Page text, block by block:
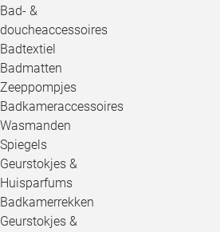
Bad- &
doucheaccessoires
Badtextiel
Badmatten
Zeeppompjes
Badkameraccessoires
Wasmanden
Spiegels
Geurstokjes &
Huisparfums
Badkamerrekken
Geurstokjes &